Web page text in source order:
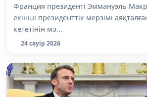
Франция президенті Эммануэль
екінші президенттік мерзімі
кететінін мә...
24 сәуір 2026